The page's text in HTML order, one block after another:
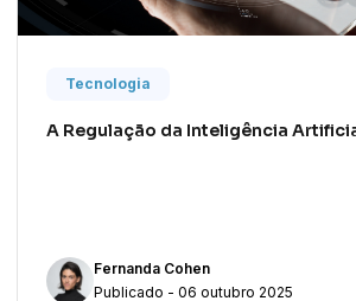
Tecnologia
A Regulação da Inteligência
Fernanda Cohen
Publicado - 06 outubro 2025